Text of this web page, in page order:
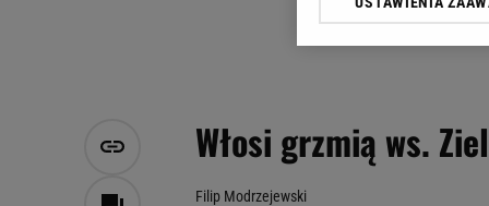
Włosi grzmią ws.
Filip Modrzejewski
Klikając „Akceptuję”
Zaufanych Partnerów i
My, nasi Zaufani
Użycie dokładnych